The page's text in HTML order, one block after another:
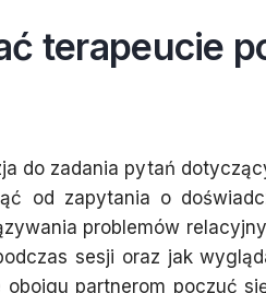
terapeucie
do zadania pytań
od zapytania o
problemów
sesji oraz jak
partnerom poczuć